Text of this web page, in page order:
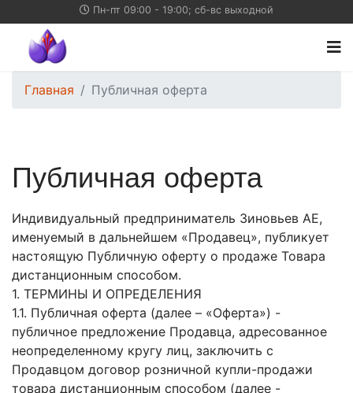
Пн-пт 09:00 - 19:00; сб-вс выходной
Главная Публичная оферта
Публичная оферта
Индивидуальный предприниматель Зиновьев АЕ,
именуемый в дальнейшем «Продавец», публикует
настоящую Публичную оферту о продаже Товара
дистанционным способом.
1. ТЕРМИНЫ И ОПРЕДЕЛЕНИЯ
1.1. Публичная оферта (далее – «Оферта») -
публичное предложение Продавца, адресованное
неопределенному кругу лиц, заключить с
Продавцом договор розничной купли-продажи
товара дистанционным способом (далее -